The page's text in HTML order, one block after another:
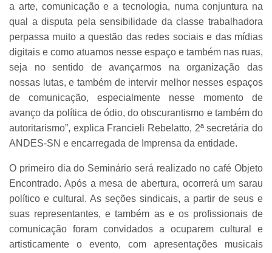
a arte, comunicação e a tecnologia, numa conjuntura na
qual a disputa pela sensibilidade da classe trabalhadora
perpassa muito a questão das redes sociais e das mídias
digitais e como atuamos nesse espaço e também nas ruas,
seja no sentido de avançarmos na organização das
nossas lutas, e também de intervir melhor nesses espaços
de comunicação, especialmente nesse momento de
avanço da política de ódio, do obscurantismo e também do
autoritarismo”, explica Francieli Rebelatto, 2ª secretária do
ANDES-SN e encarregada de Imprensa da entidade.
O primeiro dia do Seminário será realizado no café Objeto
Encontrado. Após a mesa de abertura, ocorrerá um sarau
político e cultural. As seções sindicais, a partir de seus e
suas representantes, e também as e os profissionais de
comunicação foram convidados a ocuparem cultural e
artisticamente o evento, com apresentações musicais